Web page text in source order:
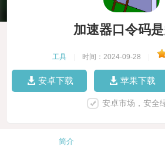
加速器口令码
工具 时间：2024-09-28
安卓下载 苹果下载
安卓市场，安全
简介